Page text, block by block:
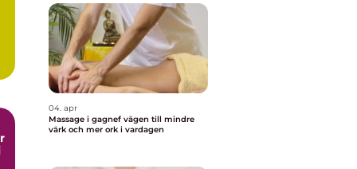
04. apr
Massage i gagnef vägen till mindre
värk och mer ork i vardagen